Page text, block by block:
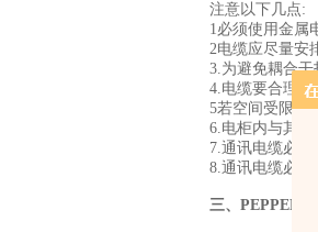
注意以下几点:
1必须使用金属
2电缆应尽量安
3.为避免耦合
4.电缆要合理布
5若空间受限,
6.电柜内与其他
7.通讯电缆必
8.通讯电缆必须
三、